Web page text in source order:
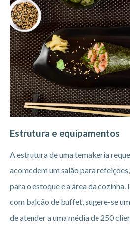
Estrutura e equipamentos
A estrutura de uma temakeria
acomodem um salão para
para o estoque e a área da cozinha.
com balcão de buffet, sugere-se
de atender a uma média de 250